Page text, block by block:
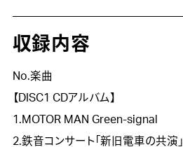
収録内容
No.楽曲
【DISC1 CDアルバム】
1.MOTOR MAN Green-signal
2.鉄音コンサート「新旧電車の共演」